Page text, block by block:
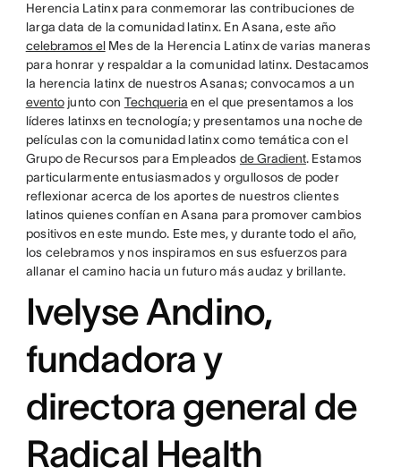
Herencia Latinx para conmemorar las contribuciones de
larga data de la comunidad latinx. En Asana, este año
celebramos elMes de la Herencia Latinx de varias maneras
para honrar y respaldar a la comunidad latinx. Destacamos
la herencia latinx de nuestros Asanas; convocamos a un
eventojunto con Techqueria en el que presentamos a los
líderes latinxs en tecnología; y presentamos una noche de
películas con la comunidad latinx como temática con el
Grupo de Recursos para Empleados de Gradient. Estamos
particularmente entusiasmados y orgullosos de poder
reflexionar acerca de los aportes de nuestros clientes
latinos quienes confían en Asana para promover cambios
positivos en este mundo. Este mes, y durante todo el año,
los celebramos y nos inspiramos en sus esfuerzos para
allanar el camino hacia un futuro más audaz y brillante.
Ivelyse Andino,
fundadora y
directora general de
Radical Health